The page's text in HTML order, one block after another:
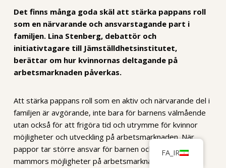
Det finns många goda skäl att stärka pappans roll
som en närvarande och ansvarstagande part i
familjen. Lina Stenberg, debattör och
initiativtagare till Jämställdhetsinstitutet,
berättar om hur kvinnornas deltagande på
arbetsmarknaden påverkas.
Att stärka pappans roll som en aktiv och närvarande del i
familjen är avgörande, inte bara för barnens välmående
utan också för att frigöra tid och utrymme för kvinnor
möjligheter och utveckling på arbetsmarknaden. När
pappor tar större ansvar för barnen och hemmet ökar
mammors möjligheter på arbetsmarknaden, vilket i sin
FA_IR